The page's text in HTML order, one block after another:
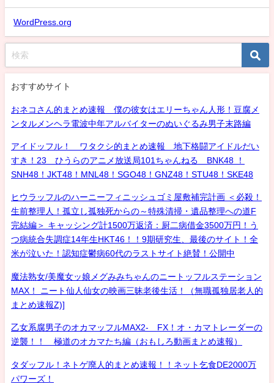
WordPress.org
おすすめサイト
おネコさん的まとめ速報 僕の彼女はエリーちゃん人形！豆腐メ
ンタルメンヘラ電波中年アルバイターのぬいぐるみ男子末路編
アイドッフル！ ワタクシ的まとめ速報 地下格闘アイドルだい
すき！23 ひうらのアニメ放送局101ちゃんねる BNK48 ！
SNH48！JKT48！MNL48！SGO48！GNZ48！STU48！SKE48
ヒウラッフルのハーニーフィニッシュゴミ屋敷補完計画 ＜必殺！
生前整理人！孤立し孤独死からの～特殊清掃・遺品整理への道F
完結編＞ キャッシング計1500万返済：厨二病借金3500万円！う
つ病統合失調症14年生HKT46！！9期研究生、最後のサイト！全
米が泣いた！認知症鬱病60代のラストサイト絶賛！公開中
魔法熟女/美魔女ッ娘メグみみちゃんのニートッフルステーション
MAX！ ニート仙人仙女の映画三昧老後生活！（無職孤独居老人的
まとめ速報Z)]
乙女系腐男子のオカマッフルMAX2- FX！オ・カマトレーダーの
逆襲！！ 極道のオカマたち編（おもしろ動画まとめ速報）
タダッフル！ネトゲ廃人的まとめ速報！！ネット乞食DE2000万
パワーズ！